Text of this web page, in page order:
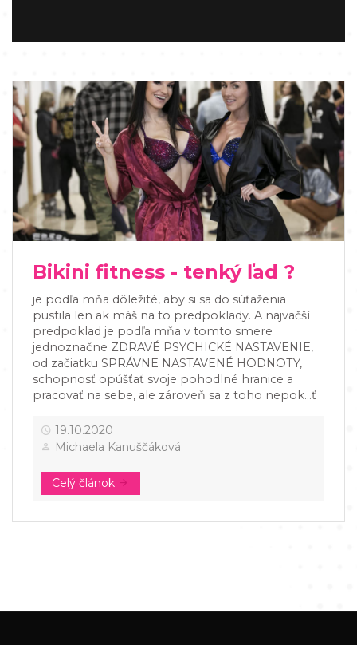
Bikini fitness - tenký ľad ?
je podľa mňa dôležité, aby si sa do súťaženia
pustila len ak máš na to predpoklady. A najväčší
predpoklad je podľa mňa v tomto smere
jednoznačne ZDRAVÉ PSYCHICKÉ NASTAVENIE,
od začiatku SPRÁVNE NASTAVENÉ HODNOTY,
schopnosť opúšťať svoje pohodlné hranice a
pracovať na sebe, ale zároveň sa z toho nepok...ť
19.10.2020
Michaela Kanuščáková
Celý článok